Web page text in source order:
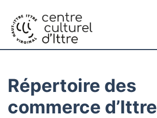
Répertoire des
commerce d’Ittre